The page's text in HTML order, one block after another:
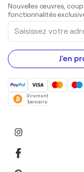
Peintures acryliques
Nouvelles œuvres,
fonctionnalités
Saisissez
votre
adresse
e-
mail
J'en
Virement
bancaire